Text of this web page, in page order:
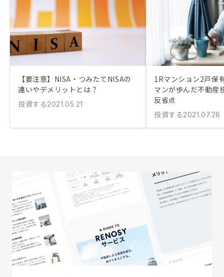
【要注意】NISA・つみたてNISAの
違いやデメリットとは？
投資する2021.05.21
1Rマンション2戸保
マンが歩んだ不動産
反省点
投資する2021.07.28